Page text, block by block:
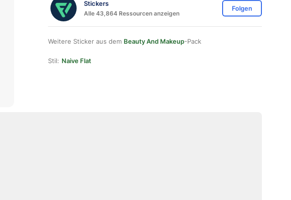
Stickers
Alle 43,864 Ressourcen anzeigen
Folgen
Weitere Sticker aus dem Beauty And Makeup-Pack
Stil: Naive Flat